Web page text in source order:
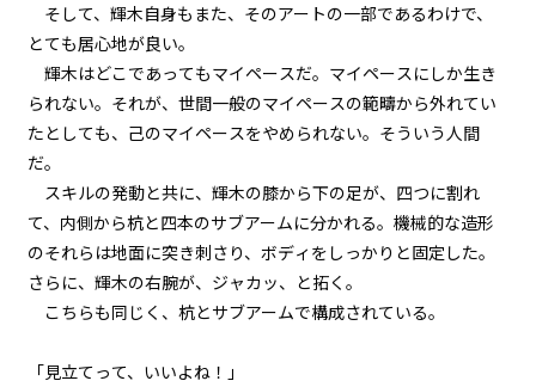
青春白球大暴投（４）
一章
代表会議（１）
代表会議（２）
一章
代表会議（３）
代表会議（４）
そして、輝木自身もまた、そのアートの一部であるわけで、
とても居心地が良い。
輝木はどこであってもマイペースだ。マイペースにしか生き
られない。それが、世間一般のマイペースの範疇から外れてい
たとしても、己のマイペースをやめられない。そういう人間
だ。
スキルの発動と共に、輝木の膝から下の足が、四つに割れ
て、内側から杭と四本のサブアームに分かれる。機械的な造形
のそれらは地面に突き刺さり、ボディをしっかりと固定した。
さらに、輝木の右腕が、ジャカッ、と拓く。
こちらも同じく、杭とサブアームで構成されている。
「見立てって、いいよね！」